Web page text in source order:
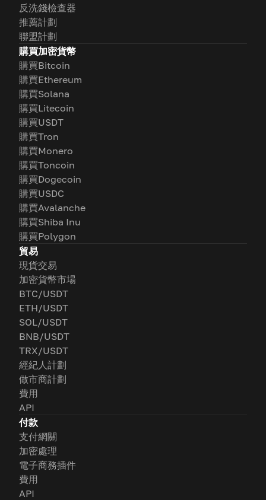
反洗錢檢查器
推薦計劃
聯盟計劃
購買加密貨幣
購買Bitcoin
購買Ethereum
購買Solana
購買Litecoin
購買USDT
購買Tron
購買Monero
購買Toncoin
購買Dogecoin
購買USDC
購買Avalanche
購買Shiba Inu
購買Polygon
貿易
現貨交易
加密貨幣市場
BTC/USDT
ETH/USDT
SOL/USDT
BNB/USDT
TRX/USDT
經紀人計劃
做市商計劃
費用
API
付款
支付網關
加密處理
電子商務插件
費用
API